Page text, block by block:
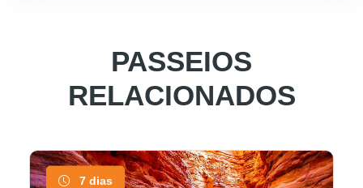
PASSEIOS
RELACIONADOS
7 dias